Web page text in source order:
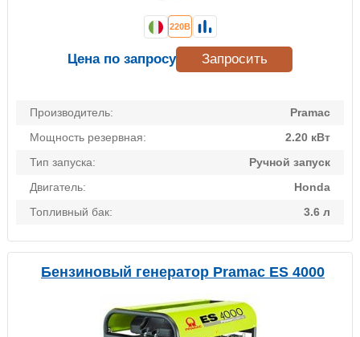
Производитель:
Pramac
Мощность резервная:
2.20 кВт
Тип запуска:
Ручной запуск
Двигатель:
Honda
Топливный бак:
3.6 л
220В
Цена по запросу Запросить
Бензиновый генератор Pramac ES 4000